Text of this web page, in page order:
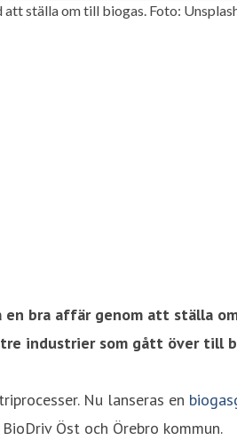
ställa om till biogas. Foto:
bra affär genom att ställa
industrier som gått över till
Nu lanseras en
Öst och Örebro kommun.